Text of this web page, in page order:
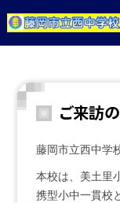
ご来訪
藤岡市立西中学
本校は、美土里
携型小中一貫校